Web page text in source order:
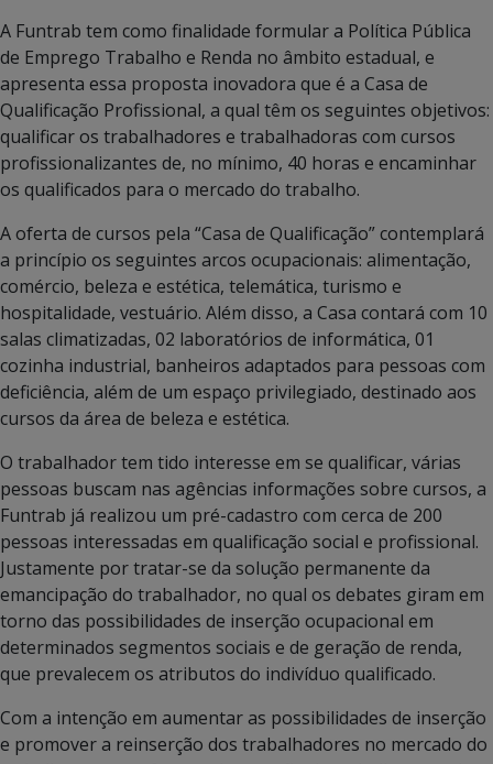
A Funtrab tem como finalidade formular a Política Pública
de Emprego Trabalho e Renda no âmbito estadual, e
apresenta essa proposta inovadora que é a Casa de
Qualificação Profissional, a qual têm os seguintes objetivos:
qualificar os trabalhadores e trabalhadoras com cursos
profissionalizantes de, no mínimo, 40 horas e encaminhar
os qualificados para o mercado do trabalho.
A oferta de cursos pela “Casa de Qualificação” contemplará
a princípio os seguintes arcos ocupacionais: alimentação,
comércio, beleza e estética, telemática, turismo e
hospitalidade, vestuário. Além disso, a Casa contará com 10
salas climatizadas, 02 laboratórios de informática, 01
cozinha industrial, banheiros adaptados para pessoas com
deficiência, além de um espaço privilegiado, destinado aos
cursos da área de beleza e estética.
O trabalhador tem tido interesse em se qualificar, várias
pessoas buscam nas agências informações sobre cursos, a
Funtrab já realizou um pré-cadastro com cerca de 200
pessoas interessadas em qualificação social e profissional.
Justamente por tratar-se da solução permanente da
emancipação do trabalhador, no qual os debates giram em
torno das possibilidades de inserção ocupacional em
determinados segmentos sociais e de geração de renda,
que prevalecem os atributos do indivíduo qualificado.
Com a intenção em aumentar as possibilidades de inserção
e promover a reinserção dos trabalhadores no mercado do